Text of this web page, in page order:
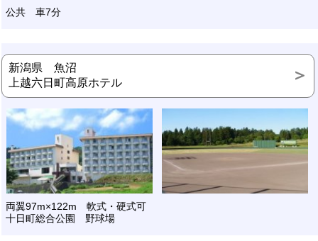
公共 車7分
新潟県 魚沼
上越六日町高原ホテル
両翼97m×122m 軟式・硬式可
十日町総合公園 野球場